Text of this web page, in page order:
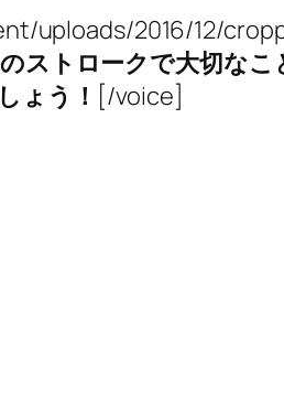
2016/12/
ストロークで大切なこ
ょう！ [/voice]